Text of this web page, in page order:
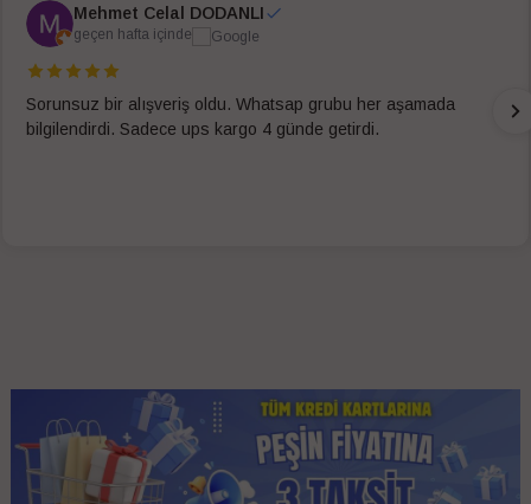
Mehmet Celal DODANLI
geçen hafta içinde
Sorunsuz bir alışveriş oldu. Whatsap grubu her aşamada
bilgilendirdi. Sadece ups kargo 4 günde getirdi.